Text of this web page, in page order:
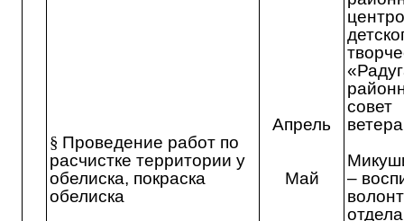
§ Проведение работ по
расчистке территории у
обелиска, покраска
обелиска
Апрель
Май
совет
–